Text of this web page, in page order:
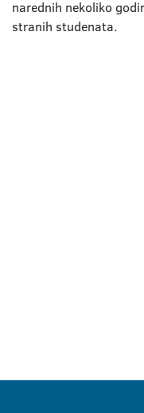
narednih nekoliko
stranih studenata.